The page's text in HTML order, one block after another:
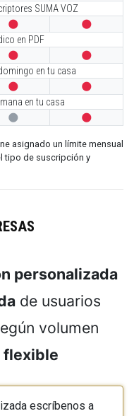
SUMA VOZ
 
en PDF
 
en tu casa
 
en tu casa
 
asignado un límite mensual
tipo de suscripción y
personalizada
de usuarios
volumen
flexible
escríbenos a